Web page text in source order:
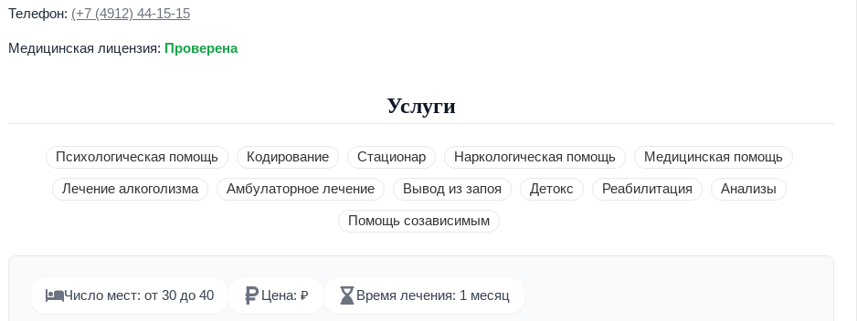
Телефон: (+7 (4912) 44-15-15
Медицинская лицензия: Проверена
Услуги
Психологическая помощь Кодирование Стационар Наркологическая помощь Медицинская помощь
Лечение алкоголизма Амбулаторное лечение Вывод из запоя Детокс Реабилитация Анализы
Помощь созависимым
Число мест: от 30 до 40 Цена: ₽ Время лечения: 1 месяц